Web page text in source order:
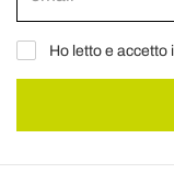
Ho letto e accetto